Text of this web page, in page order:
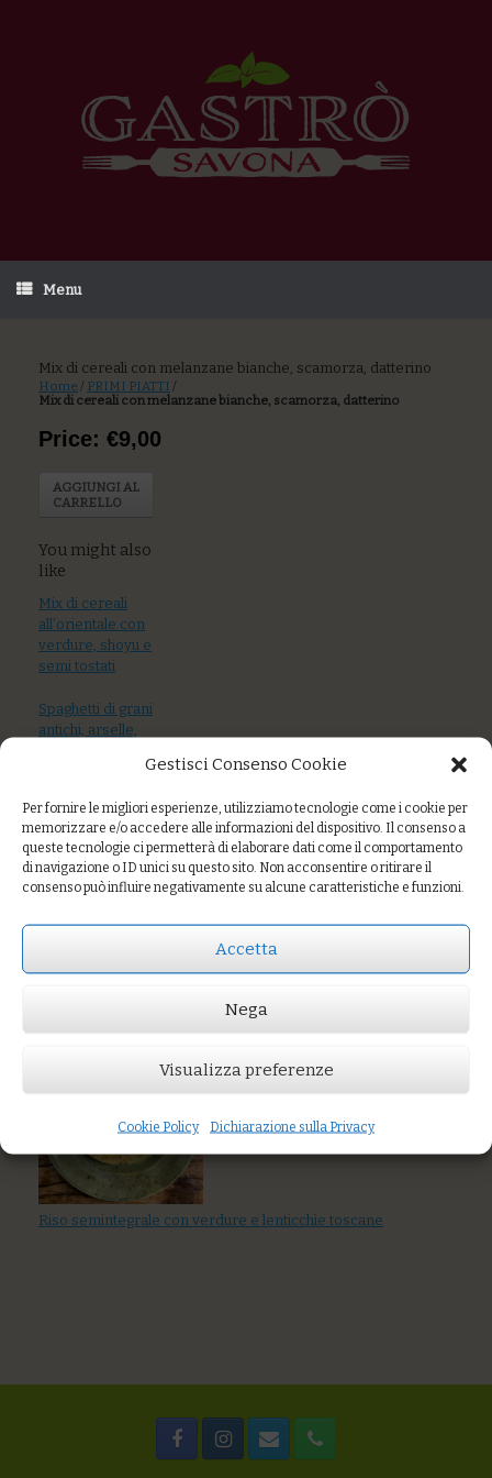
Gestisci Consenso Cookie
Per fornire le migliori esperienze, utilizziamo tecnologie come i cookie per
memorizzare e/o accedere alle informazioni del dispositivo. Il consenso a
queste tecnologie ci permetterà di elaborare dati come il comportamento
di navigazione o ID unici su questo sito. Non acconsentire o ritirare il
consenso può influire negativamente su alcune caratteristiche e funzioni.
Accetta
Nega
Visualizza preferenze
Cookie Policy Dichiarazione sulla Privacy
Menu
Mix di cereali con melanzane bianche, scamorza, datterino
Home / PRIMI PIATTI /
Mix di cereali con melanzane bianche, scamorza, datterino
Riso semintegrale con verdure e lenticchie toscane
Price: €9,00
AGGIUNGI AL
CARRELLO
You might also
like
Mix di cereali
all’orientale con
verdure, shoyu e
semi tostati
Spaghetti di grani
antichi, arselle,
pomodoro secco
e sesamo